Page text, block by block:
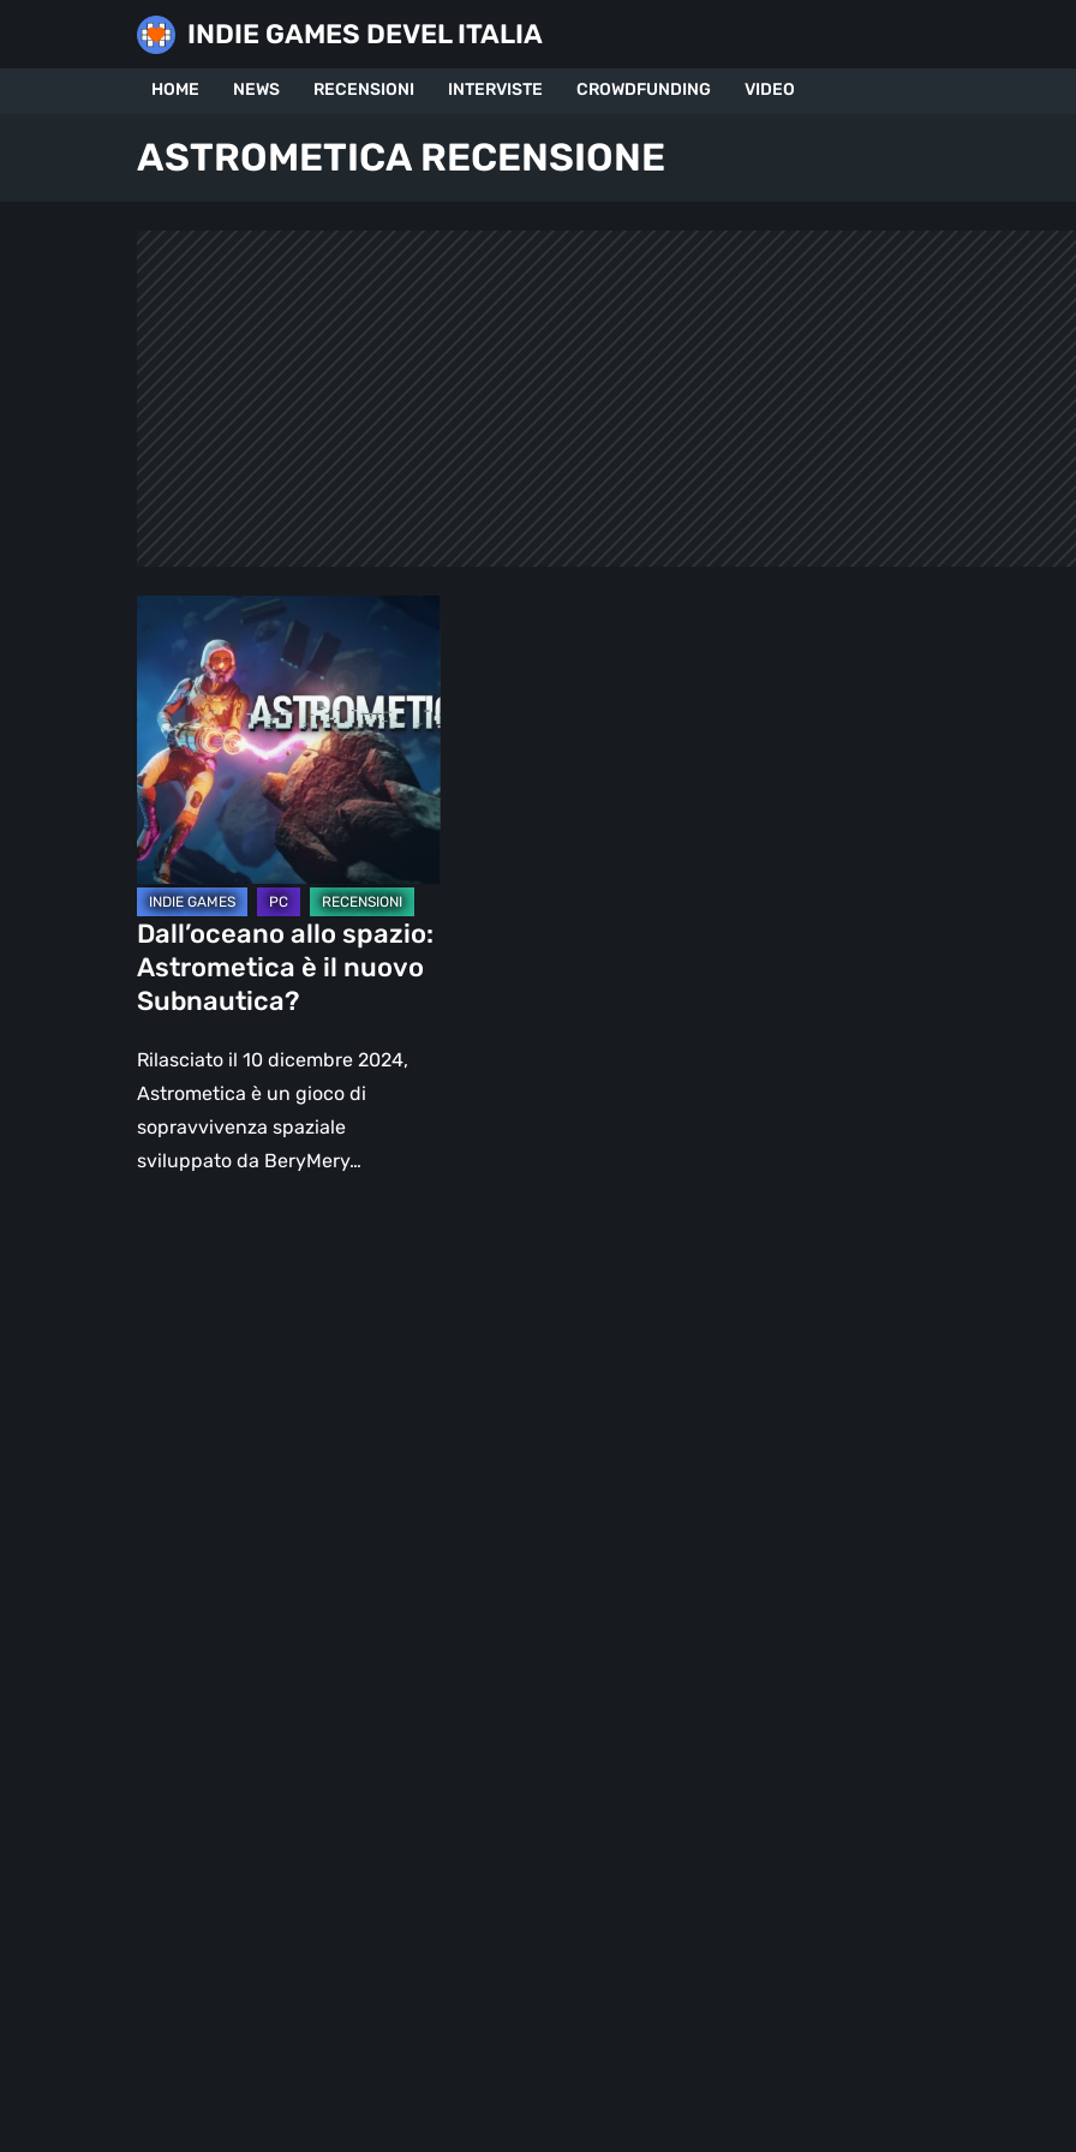
INDIE GAMES DEVEL ITALIA
HOME NEWS RECENSIONI INTERVISTE CROWDFUNDING VIDEO
ASTROMETICA RECENSIONE
spazio:
Astrometica
il
nuovo
Subnautica?
Dall’oceano allo spazio:
Astrometica è il nuovo
Subnautica?
Rilasciato il 10 dicembre 2024,
Astrometica è un gioco di
sopravvivenza spaziale
sviluppato da BeryMery…